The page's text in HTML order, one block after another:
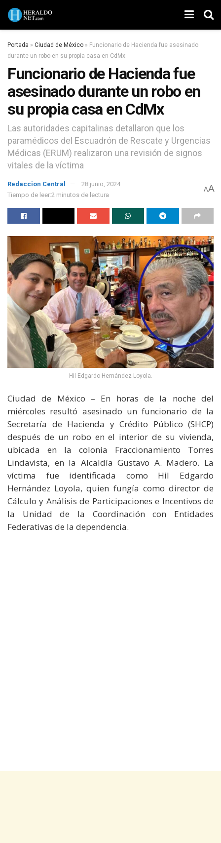
Portada » Ciudad de México » Funcionario de Hacienda fue asesinado
durante un robo en su propia casa en CdMx
Funcionario de Hacienda fue
asesinado durante un robo en
su propia casa en CdMx
Las autoridades capitalinas detallaron que los
paramédicos del Escuadrón de Rescate y Urgencias
Médicas (ERUM) realizaron una revisión de signos
vitales de la víctima
Redaccion Central
28 junio, 2024
Tiempo de leer:2 minutos de lectura
AA
Hil Edgardo Hernández Loyola.
Ciudad de México – En horas de la noche del
miércoles resultó asesinado un funcionario de la
Secretaría de Hacienda y Crédito Público (SHCP)
después de un robo en el interior de su vivienda,
ubicada en la colonia Fraccionamiento Torres
Lindavista, en la Alcaldía Gustavo A. Madero. La
víctima fue identificada como Hil Edgardo
Hernández Loyola, quien fungía como director de
Cálculo y Análisis de Participaciones e Incentivos de
la Unidad de la Coordinación con Entidades
Federativas de la dependencia.